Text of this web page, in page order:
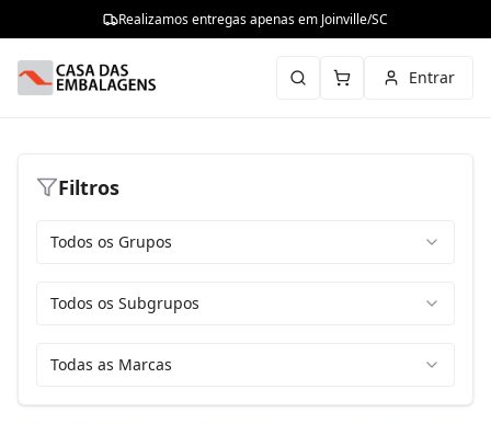
Realizamos entregas apenas em Joinville/SC
Entrar
Filtros
Todos os Grupos
Todos os Subgrupos
Todas as Marcas